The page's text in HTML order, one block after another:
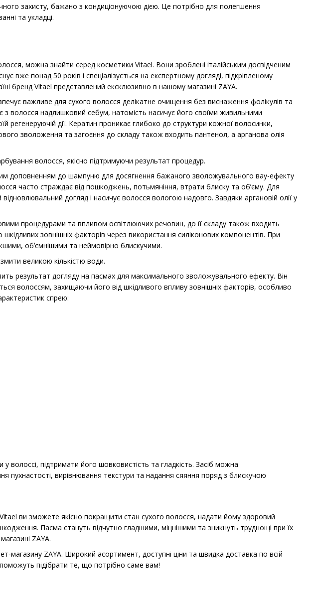
захисту, бажано з кондиціонуючою дією. Це потрібно для полегшення
та укладці.
можна знайти серед косметики Vitael. Вони зроблені італійським досвідченим
вже понад 50 років і спеціалізується на експертному догляді, підкріпленому
бренд Vitael представлений ексклюзивно в нашому магазині ZAYA.
важливе для сухого волосся делікатне очищення без виснаження фолікулів та
волосся надлишковий себум, натомість насичує його своїми живильними
регенеруючій дії. Кератин проникає глибоко до структури кожної волосинки,
зволоження та загоєння до складу також входить пантенол, а арганова олія
волосся, якісно підтримуючи результат процедур.
доповненням до шампуню для досягнення бажаного зволожувального вау-ефекту
часто страждає від пошкоджень, потьмяніння, втрати блиску та обʼєму. Для
догляд і насичує волосся вологою надовго. Завдяки аргановій олії у
процедурами та впливом освітлюючих речовин, до її складу також входить
зовнішніх факторів через використання силіконових компонентів. При
обʼємнішими та неймовірно блискучими.
великою кількістю води.
результат догляду на пасмах для максимального зволожувального ефекту. Він
волоссям, захищаючи його від шкідливого впливу зовнішніх факторів, особливо
спрею:
підтримати його шовковистість та гладкість. Засіб можна
пухнастості, вирівнювання текстури та надання сяяння поряд з блискучою
ви зможете якісно покращити стан сухого волосся, надати йому здоровий
Пасма стануть відчутно гладшими, міцнішими та зникнуть труднощі при їх
ZAYA.
магазину ZAYA. Широкий асортимент, доступні ціни та швидка доставка по всій
підібрати те, що потрібно саме вам!